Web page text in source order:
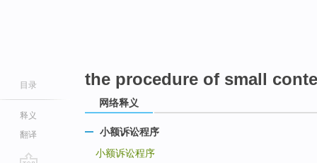
目录
释义
翻译
the procedure of small
网络释义
小额诉讼程序
小额诉讼程序